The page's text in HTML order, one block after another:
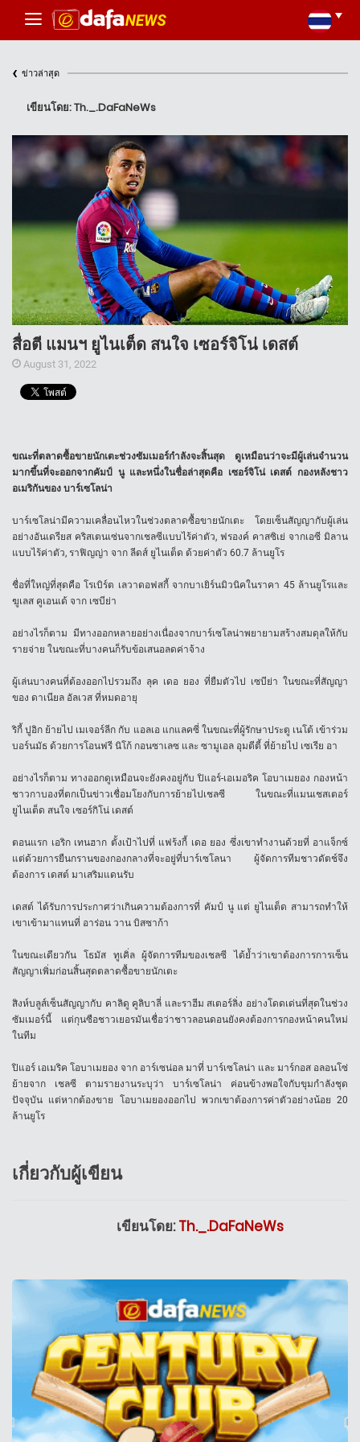
‹ ข่าวล่าสุด
เขียนโดย: Th._.DaFaNeWs
สื่อตี แมนฯ ยูไนเต็ด สนใจ เซอร์จิโน่ เดสต์
August 31, 2022
ขณะที่ตลาดซื้อขายนักเตะช่วงซัมเมอร์กำลังจะสิ้นสุด ดูเหมือนว่าจะมีผู้เล่นจำนวน
มากขึ้นที่จะออกจากคัมป์ นู และหนึ่งในชื่อล่าสุดคือ เซอร์จิโน่ เดสต์ กองหลังชาว
อเมริกันของ บาร์เซโลน่า
บาร์เซโลน่ามีความเคลื่อนไหวในช่วงตลาดซื้อขายนักเตะ โดยเซ็นสัญญากับผู้เล่น
อย่างอันเดรียส คริสเตนเซ่นจากเชลซีแบบไร้ค่าตัว, ฟรองค์ คาสซิเย่ จากเอซี มิลาน
แบบไร้ค่าตัว, ราฟิญญ่า จาก ลีดส์ ยูไนเต็ด ด้วยค่าตัว 60.7 ล้านยูโร
ชื่อที่ใหญ่ที่สุดคือ โรเบิร์ต เลวาดอฟสกี้ จากบาเยิร์นมิวนิคในราคา 45 ล้านยูโรและ
ฆูเลส คูเอนเด้ จาก เซบีย่า
อย่างไรก็ตาม มีทางออกหลายอย่างเนื่องจากบาร์เซโลน่าพยายามสร้างสมดุลให้กับ
รายจ่าย ในขณะที่บางคนก็รับข้อเสนอลดค่าจ้าง
ผู้เล่นบางคนที่ต้องออกไปรวมถึง ลุค เดอ ยอง ที่ยืมตัวไป เซบีย่า ในขณะที่สัญญา
ของ ดาเนียล อัลเวส ที่หมดอายุ
ริกี้ ปูอิก ย้ายไป เมเจอร์ลีก กับ แอลเอ แกแลคซี่ ในขณะที่ผู้รักษาประตู เนโต้ เข้าร่วม
บอร์นมัธ ด้วยการโอนฟรี นิโก้ กอนซาเลซ และ ซามูเอล อุมตีตี้ ที่ย้ายไป เซเรีย อา
อย่างไรก็ตาม ทางออกดูเหมือนจะยังคงอยู่กับ ปิแอร์-เอเมอริค โอบาเมยอง กองหน้า
ชาวกาบองที่ตกเป็นข่าวเชื่อมโยงกับการย้ายไปเชลซี ในขณะที่แมนเชสเตอร์
ยูไนเต็ด สนใจ เซอร์กิโน่ เดสต์
ตอนแรก เอริก เทนฮาก ตั้งเป้าไปที่ แฟร้งกี้ เดอ ยอง ซึ่งเขาทำงานด้วยที่ อาแจ็กซ์
แต่ด้วยการยืนกรานของกองกลางที่จะอยู่ที่บาร์เซโลนา ผู้จัดการทีมชาวดัตช์จึง
ต้องการ เดสต์ มาเสริมแดนรับ
เดสต์ ได้รับการประกาศว่าเกินความต้องการที่ คัมป์ นู แต่ ยูไนเต็ด สามารถทำให้
เขาเข้ามาแทนที่ อาร่อน วาน บิสซาก้า
ในขณะเดียวกัน โธมัส ทูเคิ่ล ผู้จัดการทีมของเชลซี ได้ย้ำว่าเขาต้องการการเซ็น
สัญญาเพิ่มก่อนสิ้นสุดตลาดซื้อขายนักเตะ
สิงห์บลูส์เซ็นสัญญากับ คาลิดู คูลิบาลี่ และราฮีม สเตอร์ลิ่ง อย่างโดดเด่นที่สุดในช่วง
ซัมเมอร์นี้ แต่กุนซือชาวเยอรมันเชื่อว่าชาวลอนดอนยังคงต้องการกองหน้าคนใหม่
ในทีม
ปิแอร์ เอเมริค โอบาเมยอง จาก อาร์เซน่อล มาที่ บาร์เซโลน่า และ มาร์กอส อลอนโซ่
ย้ายจาก เชลซี ตามรายงานระบุว่า บาร์เซโลน่า ค่อนข้างพอใจกับขุมกำลังชุด
ปัจจุบัน แต่หากต้องขาย โอบาเมยองออกไป พวกเขาต้องการค่าตัวอย่างน้อย 20
ล้านยูโร
เกี่ยวกับผู้เขียน
เขียนโดย:Th._.DaFaNeWs